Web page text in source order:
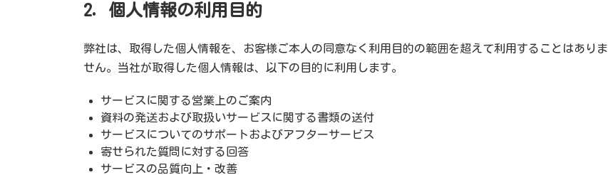
2. 個人情報の利用目的
弊社は、取得した個人情報を、お客様ご本人の同意なく利用目的の範囲を超えて利用することはありま
せん。当社が取得した個人情報は、以下の目的に利用します。
サービスに関する営業上のご案内
資料の発送および取扱いサービスに関する書類の送付
サービスについてのサポートおよびアフターサービス
寄せられた質問に対する回答
サービスの品質向上・改善